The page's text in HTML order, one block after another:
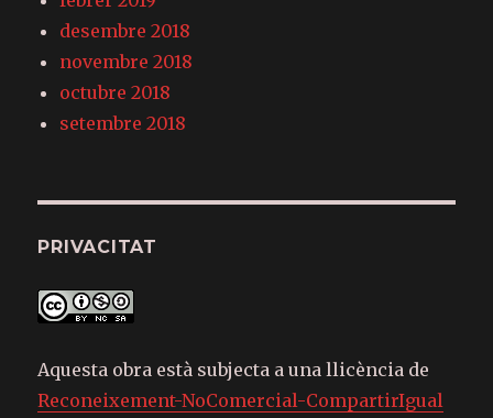
desembre 2018
novembre 2018
octubre 2018
setembre 2018
PRIVACITAT
Aquesta obra està subjecta a una llicència de
Reconeixement-NoComercial-CompartirIgual